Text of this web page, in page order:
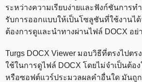
ระหว่างความเรียบง่ายและฟังก์ชันการท
รับการออกแบบให้เป็นโซลูชันที่ใช้งานไ
ต้องการดูและนำทางผ่านไฟล์ DOCX อย่า
Turgs DOCX Viewer มอบวิธีที่ตรงไปต
ใช้ในการดูไฟล์ DOCX โดยไม่จำเป็นต้อง
หรือซอฟต์แวร์ประมวลผลคำอื่นใด มันถู